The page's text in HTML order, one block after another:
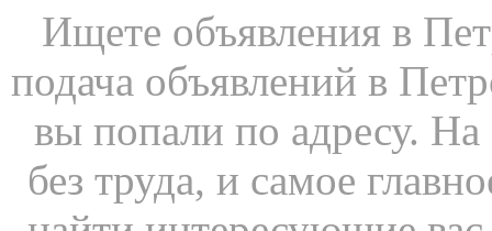
Ищете объявления в
подача объявлений в
вы попали по адресу.
без труда, и самое